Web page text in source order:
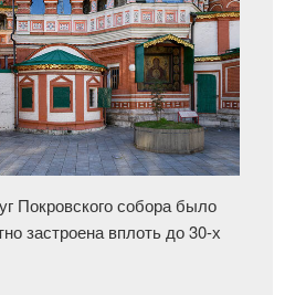
Покровского собора было
застроена вплоть до 30-х